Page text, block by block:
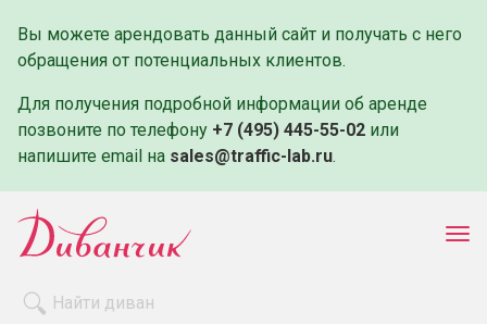
Вы можете арендовать данный сайт и получать с него
обращения от потенциальных клиентов.
Для получения подробной информации об аренде
позвоните по телефону +7 (495) 445-55-02 или
напишите email на sales@traffic-lab.ru.